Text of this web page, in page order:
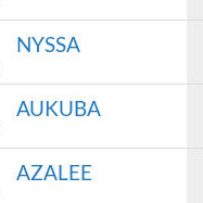
NYSSA
AUKUBA
AZALEE